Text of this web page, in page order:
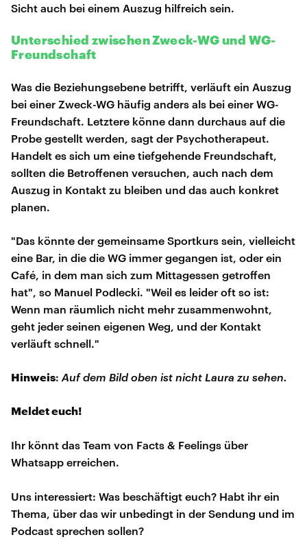
Sicht auch bei einem Auszug hilfreich sein.
Unterschied zwischen Zweck-WG und WG-
Freundschaft
Was die Beziehungsebene betrifft, verläuft ein Auszug
bei einer Zweck-WG häufig anders als bei einer WG-
Freundschaft. Letztere könne dann durchaus auf die
Probe gestellt werden, sagt der Psychotherapeut.
Handelt es sich um eine tiefgehende Freundschaft,
sollten die Betroffenen versuchen, auch nach dem
Auszug in Kontakt zu bleiben und das auch konkret
planen.
"Das könnte der gemeinsame Sportkurs sein, vielleicht
eine Bar, in die die WG immer gegangen ist, oder ein
Café, in dem man sich zum Mittagessen getroffen
hat", so Manuel Podlecki. "Weil es leider oft so ist:
Wenn man räumlich nicht mehr zusammenwohnt,
geht jeder seinen eigenen Weg, und der Kontakt
verläuft schnell."
Hinweis: Auf dem Bild oben ist nicht Laura zu sehen.
Meldet euch!
Ihr könnt das Team von Facts & Feelings über
Whatsapp erreichen.
Uns interessiert: Was beschäftigt euch? Habt ihr ein
Thema, über das wir unbedingt in der Sendung und im
Podcast sprechen sollen?